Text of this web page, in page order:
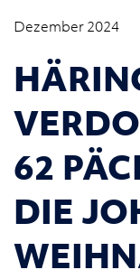
Dezember 2024
62
DIE